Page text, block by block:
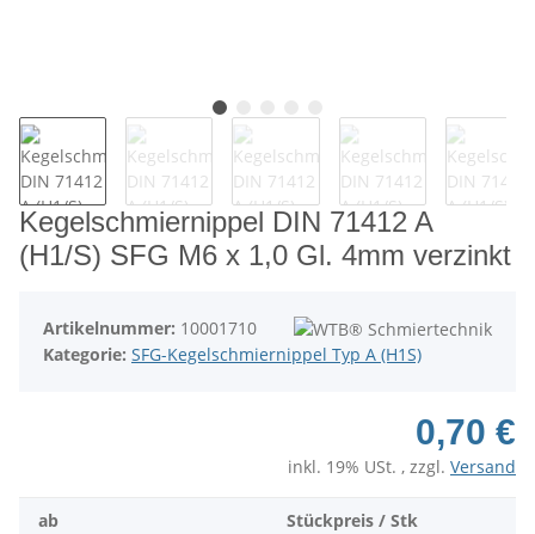
Kegelschmiernippel DIN 71412 A
(H1/S) SFG M6 x 1,0 Gl. 4mm verzinkt
Artikelnummer: 10001710
Kategorie: SFG-Kegelschmiernippel Typ A (H1S)
0,70 €
inkl. 19% USt. , zzgl. Versand
ab Stückpreis / Stk